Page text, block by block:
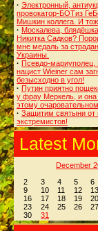
· Электронный,
провокатор-БОТиз
Мишкин коллега. И
· Москалева,
Никитка Садков?
мне медаль за
Украины.
· Псевдо-мариуполец,
нацист Wieiner сам
безысходно в угол!
· Путин приятно
у фрау Меркель, и она
этому
· Защитим святыни от
экстремистов!
Latest
December
2
3 4 5 6
9
10 11 12 13
16
17 18 19 20
23
24 25 26 27
30
31